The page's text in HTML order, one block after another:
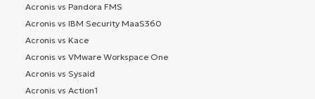
Acronis vs Pandora FMS
Acronis vs IBM Security MaaS360
Acronis vs Kace
Acronis vs VMware Workspace One
Acronis vs Sysaid
Acronis vs Action1